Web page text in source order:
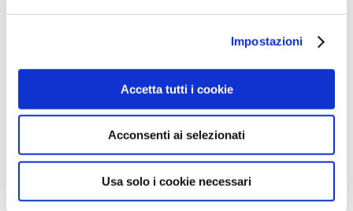
Impostazioni
Accetta tutti i cookie
Acconsenti ai selezionati
Usa solo i cookie necessari
Per approfondire:
sviluppo di un percorso di partecipazione popolare
Supporters in Campo: la rete italiana dei Supporters’
Trust e Community Club
Community ownership/supporters trust